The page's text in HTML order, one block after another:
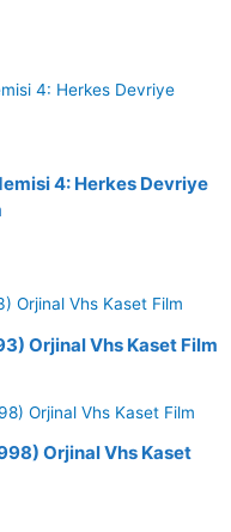
4: Herkes Devriye
Orjinal Vhs Kaset Film
Orjinal Vhs Kaset